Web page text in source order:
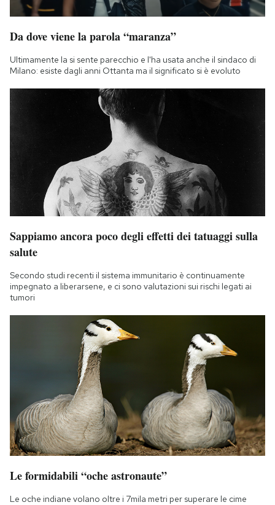
Da dove viene la parola “maranza”
Ultimamente la si sente parecchio e l'ha usata anche il sindaco di
Milano: esiste dagli anni Ottanta ma il significato si è evoluto
Sappiamo ancora poco degli effetti dei tatuaggi sulla
salute
Secondo studi recenti il sistema immunitario è continuamente
impegnato a liberarsene, e ci sono valutazioni sui rischi legati ai
tumori
Le formidabili “oche astronaute”
Le oche indiane volano oltre i 7mila metri per superare le cime